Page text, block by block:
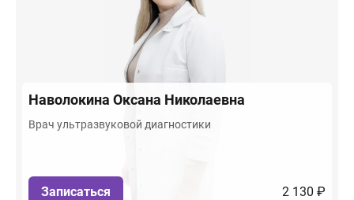
Наволокина Оксана Николаевна
Врач ультразвуковой диагностики
Записаться 2 130 ₽